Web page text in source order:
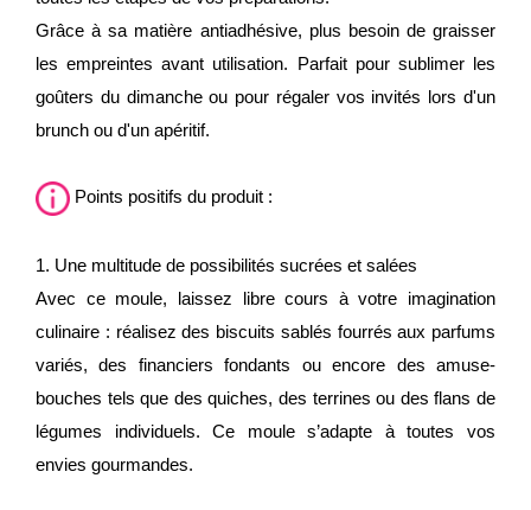
Grâce à sa matière antiadhésive, plus besoin de graisser
les empreintes avant utilisation. Parfait pour sublimer les
goûters du dimanche ou pour régaler vos invités lors d'un
brunch ou d'un apéritif.
Points positifs du produit :
1. Une multitude de possibilités sucrées et salées
Avec ce moule, laissez libre cours à votre imagination
culinaire : réalisez des biscuits sablés fourrés aux parfums
variés, des financiers fondants ou encore des amuse-
bouches tels que des quiches, des terrines ou des flans de
légumes individuels. Ce moule s’adapte à toutes vos
envies gourmandes.